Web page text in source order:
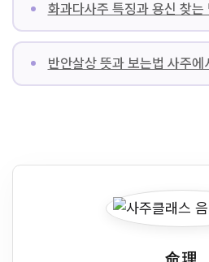
화과다사주 특징과 용신 찾는
반안살상 뜻과 보는법 사주에
命理